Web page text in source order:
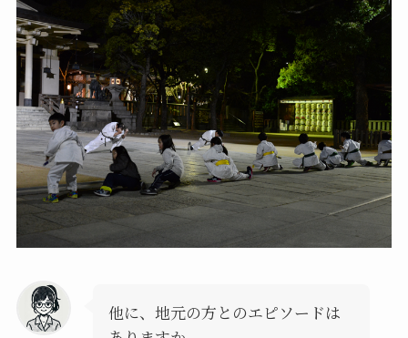
他に、地元の方とのエピソードは